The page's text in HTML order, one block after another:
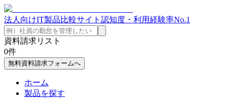
法人向けIT製品比較サイト 認知度・利用経験率No.1
資料請求リスト
0件
無料資料請求フォームへ
ホーム
製品を探す